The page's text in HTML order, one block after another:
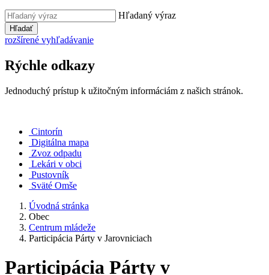
Hľadaný výraz
Hľadať
rozšírené vyhľadávanie
Rýchle odkazy
Jednoduchý prístup k užitočným informáciám z našich stránok.
Cintorín
Digitálna mapa
Zvoz odpadu
Lekári v obci
Pustovník
Sväté Omše
Úvodná stránka
Obec
Centrum mládeže
Participácia Párty v Jarovniciach
Participácia Párty v